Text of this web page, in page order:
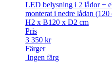
LED belysning i 2 lådor +
monterat i nedre lådan (120
H2 x B120 x D2 cm
Pris
3 350 kr
Färger
Ingen färg